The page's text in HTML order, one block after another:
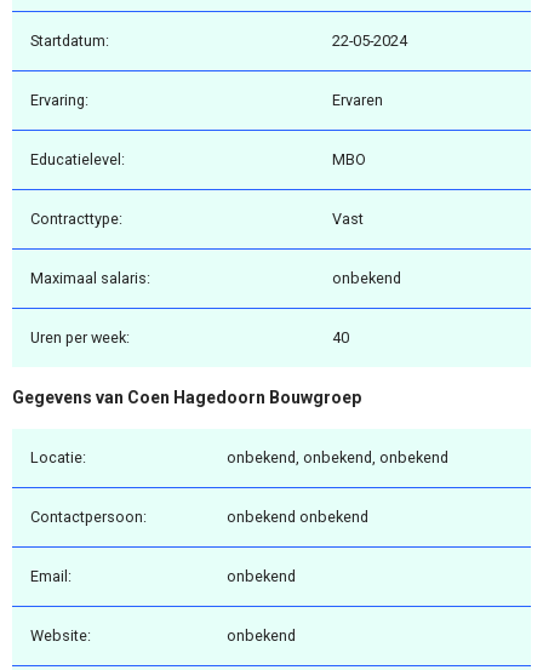
Startdatum: 22-05-2024
Ervaring: Ervaren
Educatielevel: MBO
Contracttype: Vast
Maximaal salaris: onbekend
Uren per week: 40
Gegevens van Coen Hagedoorn Bouwgroep
Locatie: onbekend, onbekend, onbekend
Contactpersoon: onbekend onbekend
Email: onbekend
Website: onbekend